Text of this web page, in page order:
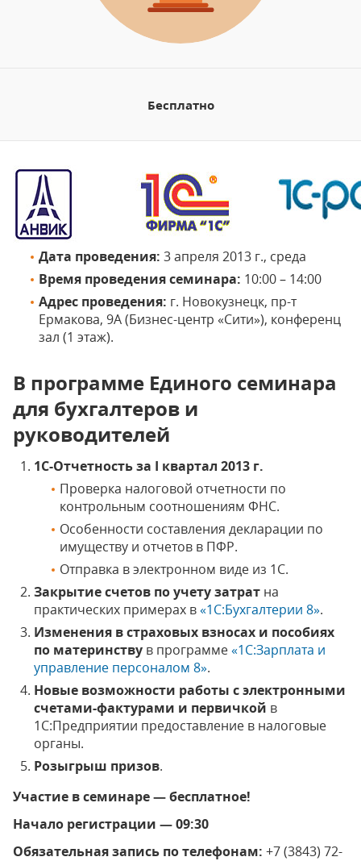
Бесплатно
Дата проведения: 3 апреля 2013 г., среда
Время проведения семинара: 10:00 – 14:00
Адрес проведения: г. Новокузнецк, пр-т
Ермакова, 9А (Бизнес-центр «Сити»), конференц
зал (1 этаж).
В программе Единого семинара
для бухгалтеров и
руководителей
1C-Отчетность за I квартал 2013 г.
Проверка налоговой отчетности по
контрольным соотношениям ФНС.
Особенности составления декларации по
имуществу и отчетов в ПФР.
Отправка в электронном виде из 1С.
Закрытие счетов по учету затрат на
практических примерах в«1С:Бухгалтерии 8».
Изменения в страховых взносах и пособиях
по материнству в программе«1С:Зарплата и
управление персоналом 8».
Новые возможности работы с электронными
счетами-фактурами и первичкой в
1С:Предприятии предоставление в налоговые
органы.
Розыгрыш призов.
Участие в семинаре — бесплатное!
Начало регистрации — 09:30
Обязательная запись по телефонам: +7 (3843) 72-